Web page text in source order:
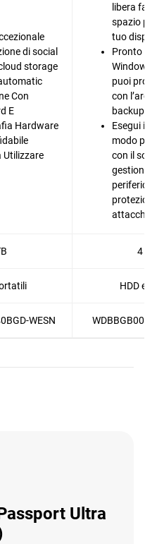
di social
storage
Con
E
Hardware
Utilizzare
libera
spazio
tuo
Pronto
puoi
con
Esegui
modo
con il
4
HDD
WESN
Ultra